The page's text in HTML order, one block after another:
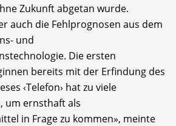
Zukunft abgetan wurde.
auch die Fehlprognosen aus dem
und
Die ersten
bereits mit der Erfindung des
‹Telefon› hat zu viele
um ernsthaft als
in Frage zu kommen», meinte